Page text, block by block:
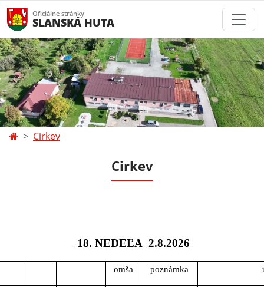
Oficiálne stránky
SLANSKÁ HUTA
Cirkev
Cirkev
18. NEDEĽA 2.8.2026
omša poznámka